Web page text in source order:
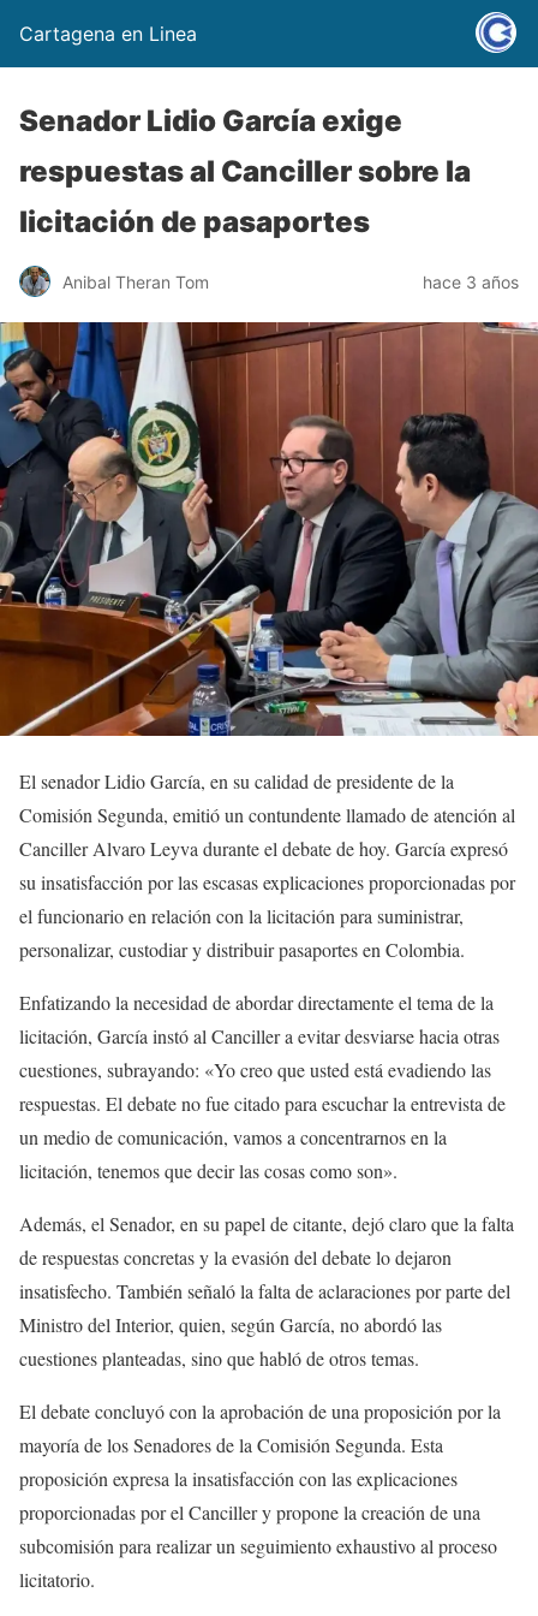
Cartagena en Linea
Senador Lidio García exige
respuestas al Canciller sobre la
licitación de pasaportes
Anibal Theran Tom hace 3 años
El senador Lidio García, en su calidad de presidente de la
Comisión Segunda, emitió un contundente llamado de atención al
Canciller Alvaro Leyva durante el debate de hoy. García expresó
su insatisfacción por las escasas explicaciones proporcionadas por
el funcionario en relación con la licitación para suministrar,
personalizar, custodiar y distribuir pasaportes en Colombia.
Enfatizando la necesidad de abordar directamente el tema de la
licitación, García instó al Canciller a evitar desviarse hacia otras
cuestiones, subrayando: «Yo creo que usted está evadiendo las
respuestas. El debate no fue citado para escuchar la entrevista de
un medio de comunicación, vamos a concentrarnos en la
licitación, tenemos que decir las cosas como son».
Además, el Senador, en su papel de citante, dejó claro que la falta
de respuestas concretas y la evasión del debate lo dejaron
insatisfecho. También señaló la falta de aclaraciones por parte del
Ministro del Interior, quien, según García, no abordó las
cuestiones planteadas, sino que habló de otros temas.
El debate concluyó con la aprobación de una proposición por la
mayoría de los Senadores de la Comisión Segunda. Esta
proposición expresa la insatisfacción con las explicaciones
proporcionadas por el Canciller y propone la creación de una
subcomisión para realizar un seguimiento exhaustivo al proceso
licitatorio.